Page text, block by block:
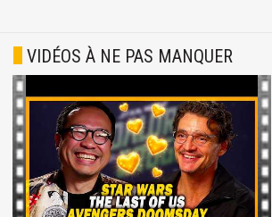
VIDÉOS À NE PAS MANQUER